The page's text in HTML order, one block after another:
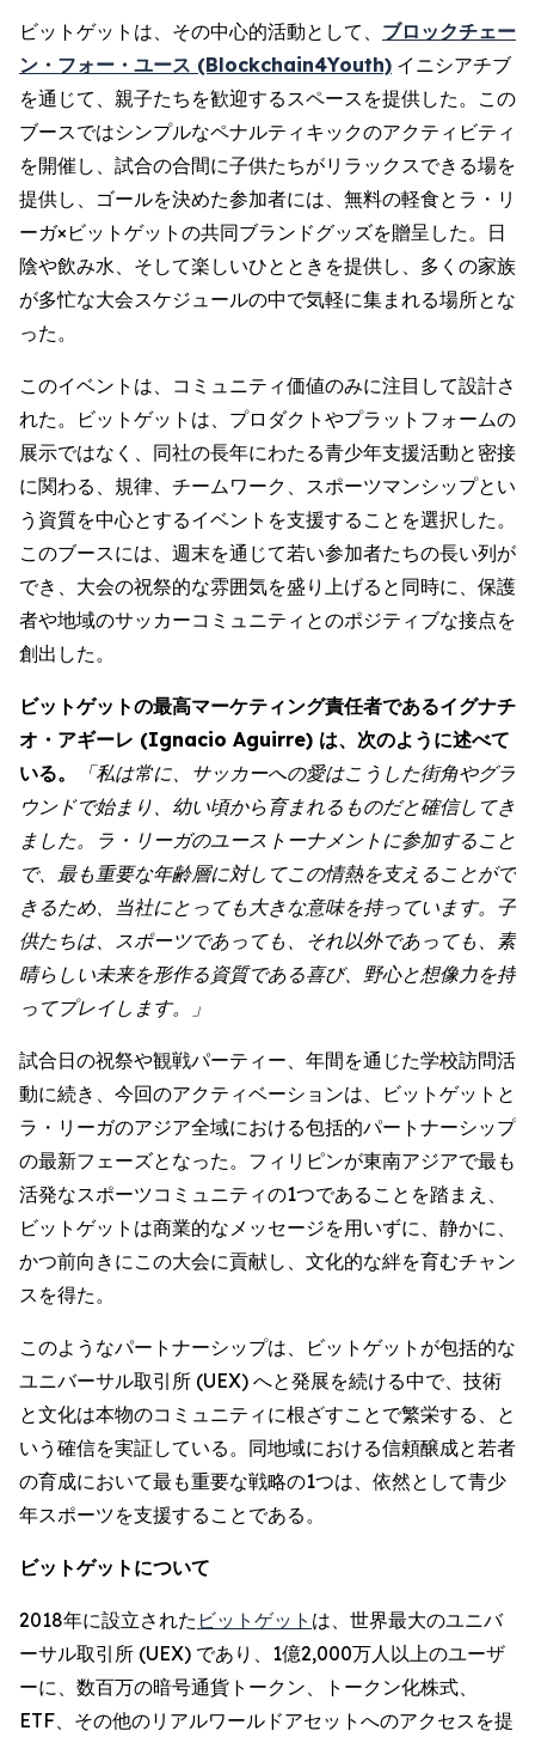
ビットゲットは、その中心的活動として、 ブロックチェー
ン・フォー・ユース (Blockchain4Youth) イニシアチブ
を通じて、親子たちを歓迎するスペースを提供した。この
ブースではシンプルなペナルティキックのアクティビティ
を開催し、試合の合間に子供たちがリラックスできる場を
提供し、ゴールを決めた参加者には、無料の軽食とラ・リ
ーガ×ビットゲットの共同ブランドグッズを贈呈した。日
陰や飲み水、そして楽しいひとときを提供し、多くの家族
が多忙な大会スケジュールの中で気軽に集まれる場所とな
った。
このイベントは、コミュニティ価値のみに注目して設計さ
れた。ビットゲットは、プロダクトやプラットフォームの
展示ではなく、同社の長年にわたる青少年支援活動と密接
に関わる、規律、チームワーク、スポーツマンシップとい
う資質を中心とするイベントを支援することを選択した。
このブースには、週末を通じて若い参加者たちの長い列が
でき、大会の祝祭的な雰囲気を盛り上げると同時に、保護
者や地域のサッカーコミュニティとのポジティブな接点を
創出した。
ビットゲットの最高マーケティング責任者であるイグナチ
オ・アギーレ (Ignacio Aguirre) は、次のように述べて
いる。
「私は常に、サッカーへの愛はこうした街角やグラ
ウンドで始まり、幼い頃から育まれるものだと確信してき
ました。ラ・リーガのユーストーナメントに参加すること
で、最も重要な年齢層に対してこの情熱を支えることがで
きるため、当社にとっても大きな意味を持っています。子
供たちは、スポーツであっても、それ以外であっても、素
晴らしい未来を形作る資質である喜び、野心と想像力を持
ってプレイします。」
試合日の祝祭や観戦パーティー、年間を通じた学校訪問活
動に続き、今回のアクティベーションは、ビットゲットと
ラ・リーガのアジア全域における包括的パートナーシップ
の最新フェーズとなった。フィリピンが東南アジアで最も
活発なスポーツコミュニティの1つであることを踏まえ、
ビットゲットは商業的なメッセージを用いずに、静かに、
かつ前向きにこの大会に貢献し、文化的な絆を育むチャン
スを得た。
このようなパートナーシップは、ビットゲットが包括的な
ユニバーサル取引所 (UEX) へと発展を続ける中で、技術
と文化は本物のコミュニティに根ざすことで繁栄する、と
いう確信を実証している。同地域における信頼醸成と若者
の育成において最も重要な戦略の1つは、依然として青少
年スポーツを支援することである。
ビットゲットについて
2018年に設立された ビットゲット は、世界最大のユニバ
ーサル取引所 (UEX) であり、1億2,000万人以上のユーザ
ーに、数百万の暗号通貨トークン、トークン化株式、
ETF、その他のリアルワールドアセットへのアクセスを提